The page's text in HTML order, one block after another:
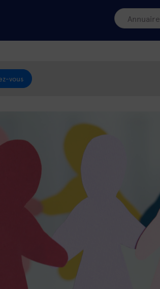
Annuaire
vous